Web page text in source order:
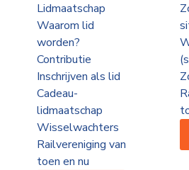
Lidmaatschap
Waarom lid
worden?
Contributie
Inschrijven als lid
Cadeau-
lidmaatschap
Wisselwachters
Railvereniging van
toen en nu